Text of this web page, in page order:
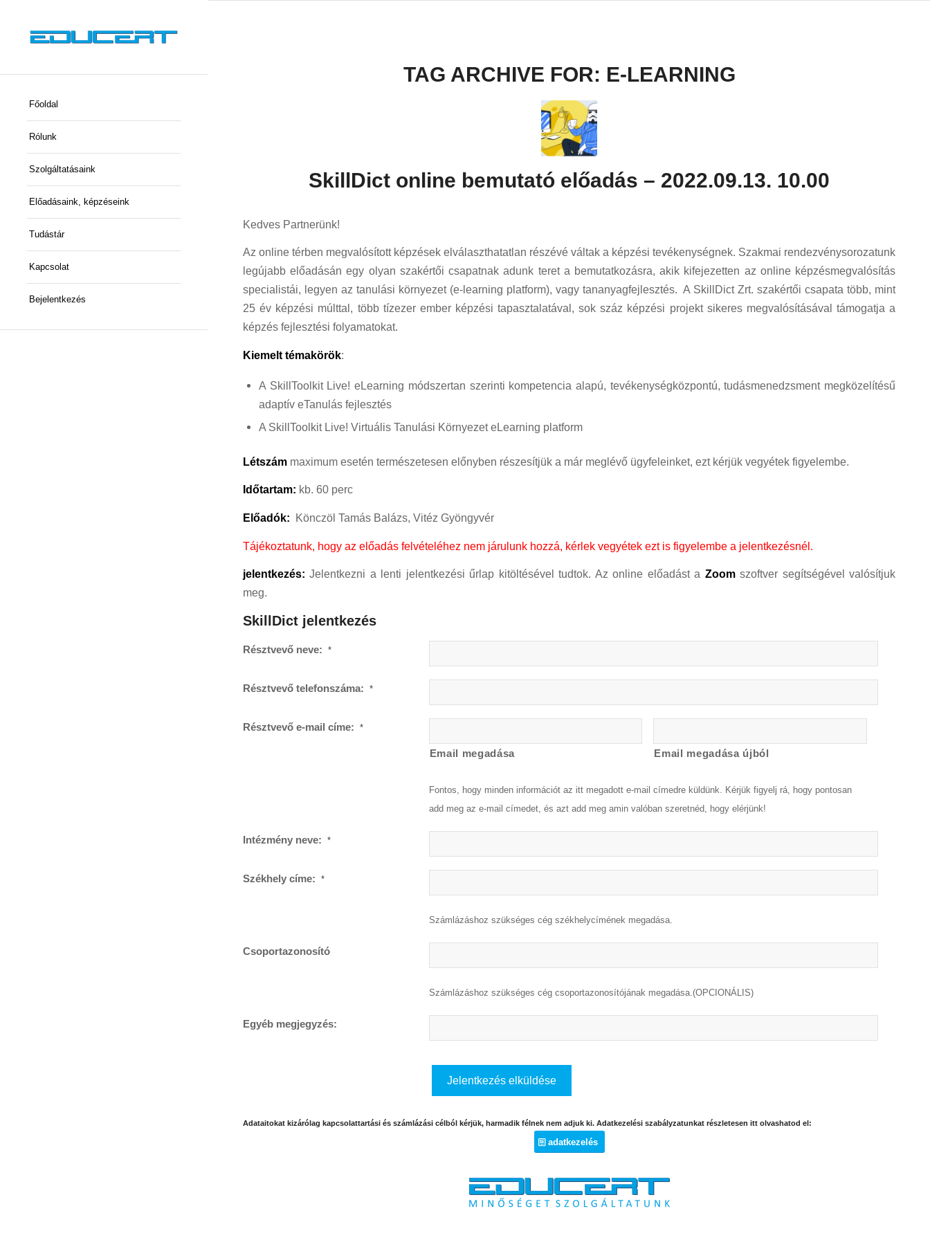
Főoldal
Rólunk
Szolgáltatásaink
Előadásaink, képzéseink
Tudástár
Kapcsolat
Bejelentkezés
TAG ARCHIVE FOR: E-LEARNING
SkillDict online bemutató előadás – 2022.09.13. 10.00
Kedves Partnerünk!
Az online térben megvalósított képzések elválaszthatatlan részévé váltak a képzési tevékenységnek. Szakmai rendezvénysorozatunk
legújabb előadásán egy olyan szakértői csapatnak adunk teret a bemutatkozásra, akik kifejezetten az online képzésmegvalósítás
specialistái, legyen az tanulási környezet (e-learning platform), vagy tananyagfejlesztés. A SkillDict Zrt. szakértői csapata több, mint
25 év képzési múlttal, több tízezer ember képzési tapasztalatával, sok száz képzési projekt sikeres megvalósításával támogatja a
képzés fejlesztési folyamatokat.
Kiemelt témakörök:
A SkillToolkit Live! eLearning módszertan szerinti kompetencia alapú, tevékenységközpontú, tudásmenedzsment megközelítésű
adaptív eTanulás fejlesztés
A SkillToolkit Live! Virtuális Tanulási Környezet eLearning platform
Létszám maximum esetén természetesen előnyben részesítjük a már meglévő ügyfeleinket, ezt kérjük vegyétek figyelembe.
Időtartam: kb. 60 perc
Előadók: Könczöl Tamás Balázs, Vitéz Gyöngyvér
Tájékoztatunk, hogy az előadás felvételéhez nem járulunk hozzá, kérlek vegyétek ezt is figyelembe a jelentkezésnél.
jelentkezés:Jelentkezni a lenti jelentkezési űrlap kitöltésével tudtok. Az online előadást a Zoomszoftver segítségével valósítjuk
meg.
SkillDict jelentkezés
Résztvevő neve: *
Résztvevő telefonszáma: *
Résztvevő e-mail címe: *
Email megadása Email megadása újból
Fontos, hogy minden információt az itt megadott e-mail címedre küldünk. Kérjük figyelj rá, hogy pontosan
add meg az e-mail címedet, és azt add meg amin valóban szeretnéd, hogy elérjünk!
Intézmény neve: *
Székhely címe: *
Számlázáshoz szükséges cég székhelycímének megadása.
Csoportazonosító
Számlázáshoz szükséges cég csoportazonosítójának megadása.(OPCIONÁLIS)
Egyéb megjegyzés:
Adataitokat kizárólag kapcsolattartási és számlázási célból kérjük, harmadik félnek nem adjuk ki. Adatkezelési szabályzatunkat részletesen itt olvashatod el:
adatkezelés